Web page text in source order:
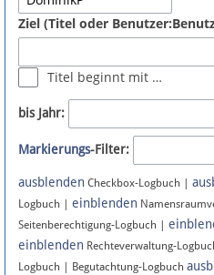
Newsletter
Bluesky
Facebook
Instagram
Ziel (Titel oder
Titel beginnt mit …
bis Jahr:
Markierungs-Filter:
ausblenden Checkbox-Logbuch |
Logbuch | einblenden
Seitenberechtigung-Logbuch |
einblenden Rechteverwaltung-
Logbuch | Begutachtung-Logbuch